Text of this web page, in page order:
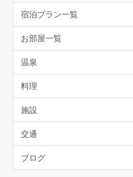
宿泊プラン一覧
お部屋一覧
温泉
料理
施設
交通
ブログ